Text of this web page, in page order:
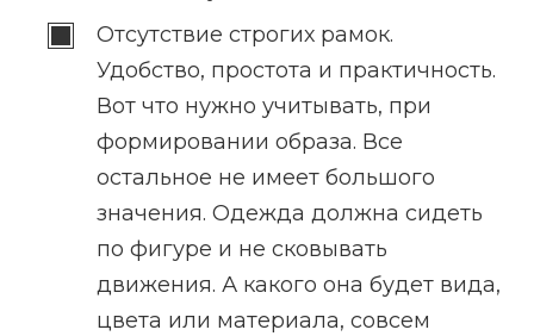
Отсутствие строгих рамок.
Удобство, простота и практичность.
Вот что нужно учитывать, при
формировании образа. Все
остальное не имеет большого
значения. Одежда должна сидеть
по фигуре и не сковывать
движения. А какого она будет вида,
цвета или материала, совсем